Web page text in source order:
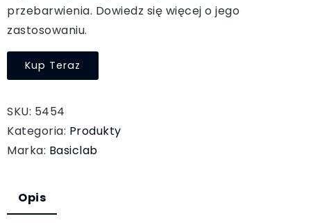
przebarwienia. Dowiedz się więcej o jego
zastosowaniu.
Kup Teraz
SKU: 5454
Kategoria: Produkty
Marka: Basiclab
Opis